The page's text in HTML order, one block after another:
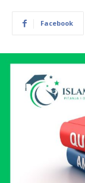
Facebook